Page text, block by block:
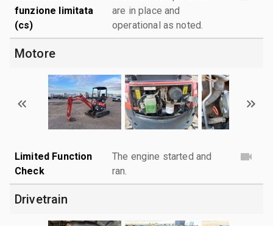
funzione limitata
(cs)
are in place and
operational as noted.
Motore
Limited Function
Check
The engine started and
ran.
Drivetrain